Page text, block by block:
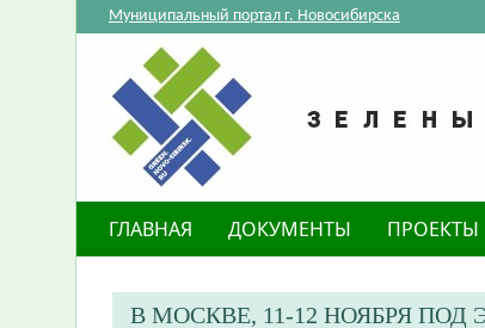
Муниципальный портал г. Новосибирска
ГЛАВНАЯ ДОКУМЕНТЫ ПРОЕКТЫ
В МОСКВЕ, 11-12 НОЯБРЯ